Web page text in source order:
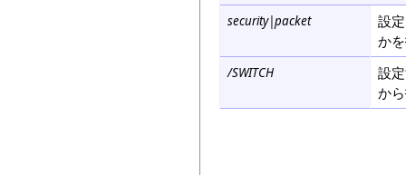
security|packet
設
か
/SWITCH
設
か